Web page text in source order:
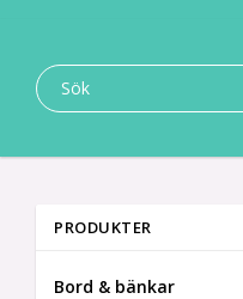
PRODUKTER
Bord & bänkar